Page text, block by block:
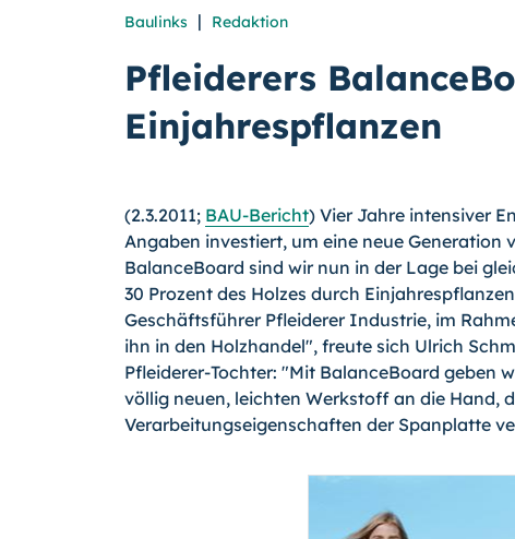
Baulinks | Redaktion
Pfleiderers
Einjahrespflanzen
(2.3.2011; BAU-Bericht) Vier Jahre intensiver
Angaben investiert, um eine neue
BalanceBoard sind wir nun in der Lage bei
30 Prozent des Holzes durch
Geschäftsführer Pfleiderer Industrie, im
ihn in den Holzhandel", freute sich Ulrich
Pfleiderer-Tochter: "Mit BalanceBoard geben
völlig neuen, leichten Werkstoff an die Hand,
Verarbeitungseigenschaften der Spanplatte